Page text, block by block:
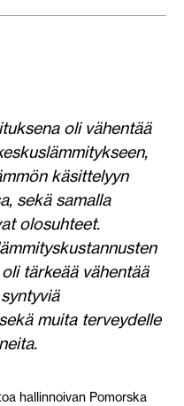
oli vähentää
käsittelyyn
sekä samalla
olosuhteet.
tärkeää vähentää
muita terveydelle
hallinnoivan Pomorska